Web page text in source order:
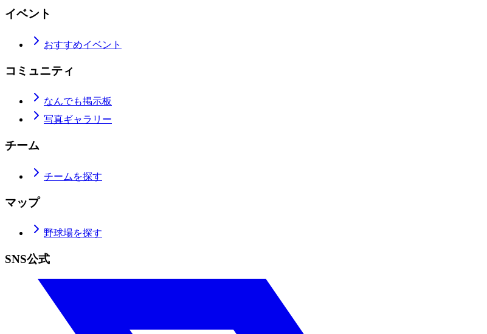
イベント
おすすめイベント
コミュニティ
なんでも掲示板
写真ギャラリー
チーム
チームを探す
マップ
野球場を探す
SNS公式